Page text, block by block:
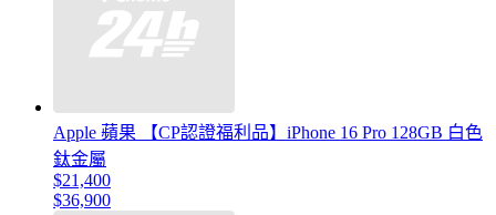
Apple 蘋果 【CP認證福利品】iPhone 16 Pro 128GB 白色
鈦金屬
$21,400
$36,900